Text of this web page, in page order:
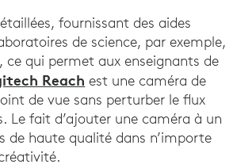
fournissant des aides
de science, par exemple,
ce qui permet aux enseignants de
Reach est une caméra de
de vue sans perturber le flux
Le fait d’ajouter une caméra à un
de haute qualité dans n’importe